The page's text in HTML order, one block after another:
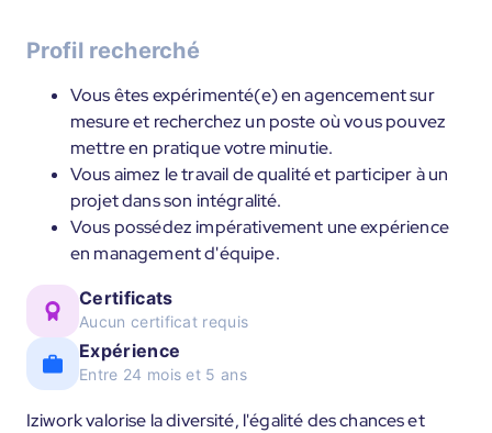
Profil recherché
Vous êtes expérimenté(e) en agencement sur
mesure et recherchez un poste où vous pouvez
mettre en pratique votre minutie.
Vous aimez le travail de qualité et participer à un
projet dans son intégralité.
Vous possédez impérativement une expérience
en management d'équipe.
Certificats
Aucun certificat requis
Expérience
Entre 24 mois et 5 ans
Iziwork valorise la diversité, l'égalité des chances et